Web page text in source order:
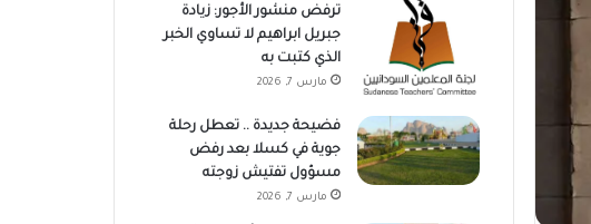
ترفض منشور الأجور: زيادة
جبريل ابراهيم لا تساوي الخبر
الذي كتبت به
مارس 7, 2026
فضيحة جديدة .. تعطل رحلة
جوية في كسلا بعد رفض
مسؤول تفتيش زوجته
مارس 7, 2026